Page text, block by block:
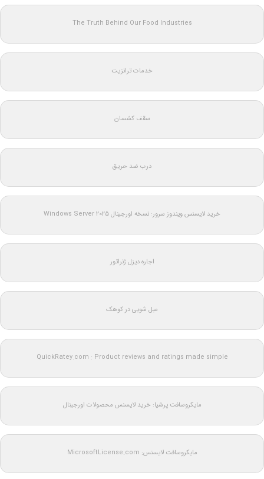
The Truth Behind Our Food Industries
خدمات ترانزیت
سقف کشسان
درب ضد حریق
خرید لایسنس ویندوز سرور: نسخه اورجینال Windows Server 2025
اجاره دیزل ژنراتور
مبل شویی در کوهک
QuickRatey.com : Product reviews and ratings made simple
مایکروسافت پرشیا: خرید لایسنس محصولات اورجینال
مایکروسافت لایسنس: MicrosoftLicense.com